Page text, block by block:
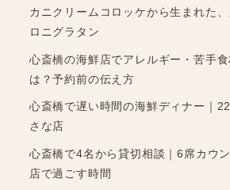
カニクリームコロッケから生まれた
ロニグラタン
心斎橋の海鮮店でアレルギー・苦手
は？予約前の伝え方
心斎橋で遅い時間の海鮮ディナー｜
さな店
心斎橋で4名から貸切相談｜6席カウ
店で過ごす時間